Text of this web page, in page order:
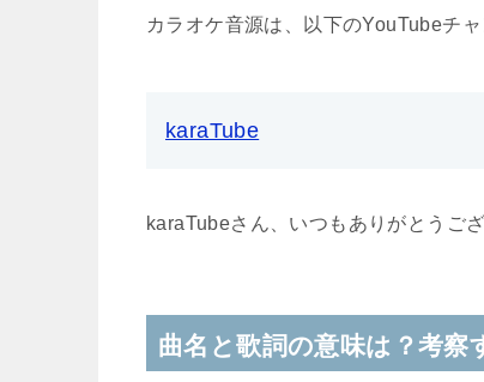
カラオケ音源は、以下のYouTubeチ
karaTube
karaTubeさん、いつもありがとうござ
曲名と歌詞の意味は？考